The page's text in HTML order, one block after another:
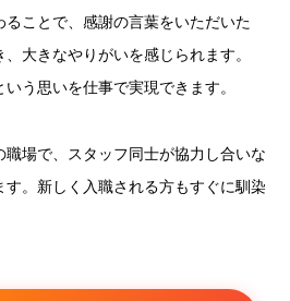
ることで、感謝の言葉をいただいた
大きなやりがいを感じられます。
う思いを仕事で実現できます。
職場で、スタッフ同士が協力し合いな
。新しく入職される方もすぐに馴染